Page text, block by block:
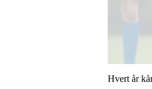
Hvert år